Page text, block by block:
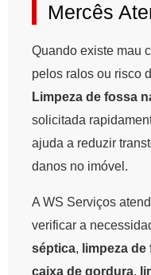
Mercês
Quando existe mau
pelos ralos ou risco
Limpeza de fossa
solicitada
ajuda a reduzir
danos no imóvel.
A WS Serviços
verificar a
séptica, limpeza
caixa de gordura,